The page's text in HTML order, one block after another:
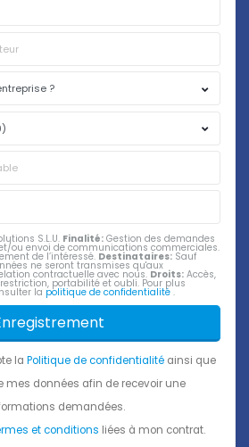
S.L.U. Finalité: Gestion des demandes
ou envoi de communications commerciales.
de l’intéressé. Destinataires: Sauf
ne seront transmises qu'aux
contractuelle avec nous. Droits: Accès,
portabilité et oubli. Pour plus
la politique de confidentialité .
la Politique de confidentialité ainsi que
mes données afin de recevoir une
demandées.
et conditions liées à mon contrat.